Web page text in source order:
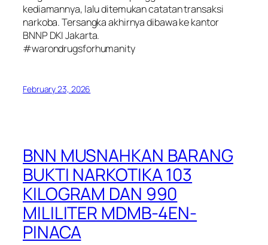
kediamannya, lalu ditemukan catatan transaksi
narkoba. Tersangka akhirnya dibawa ke kantor
BNNP DKI Jakarta.
#warondrugsforhumanity
February 23, 2026
BNN MUSNAHKAN BARANG
BUKTI NARKOTIKA 103
KILOGRAM DAN 990
MILILITER MDMB-4EN-
PINACA